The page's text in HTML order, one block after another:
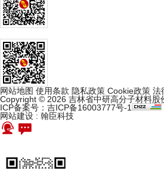
网站地图 使用条款 隐私政策 Cookie政策 法
Copyright © 2026 吉林省中研高分子材料股
ICP备案号：吉ICP备16003777号-1
网站建设 : 翰臣科技